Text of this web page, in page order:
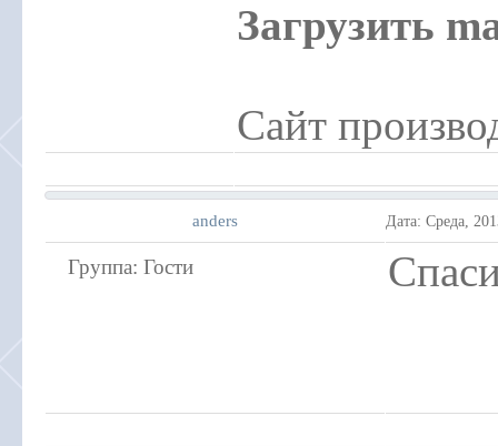
Загрузить
Сайт
anders Дата: Среда,
Группа: Гости